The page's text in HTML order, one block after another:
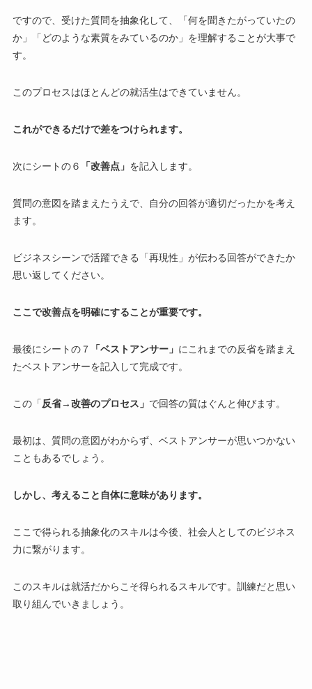
ですので、受けた質問を抽象化して、「何を聞きたがっていたの
か」「どのような素質をみているのか」を理解することが大事で
す。
このプロセスはほとんどの就活生はできていません。
これができるだけで差をつけられます。
次にシートの６ 「改善点」 を記入します。
質問の意図を踏まえたうえで、自分の回答が適切だったかを考え
ます。
ビジネスシーンで活躍できる「再現性」が伝わる回答ができたか
思い返してください。
ここで改善点を明確にすることが重要です。
最後にシートの７ 「ベストアンサー」 にこれまでの反省を踏まえ
たベストアンサーを記入して完成です。
この「 反省→改善のプロセス」 で回答の質はぐんと伸びます。
最初は、質問の意図がわからず、ベストアンサーが思いつかない
こともあるでしょう。
しかし、考えること自体に意味があります。
ここで得られる抽象化のスキルは今後、社会人としてのビジネス
力に繋がります。
このスキルは就活だからこそ得られるスキルです。訓練だと思い
取り組んでいきましょう。